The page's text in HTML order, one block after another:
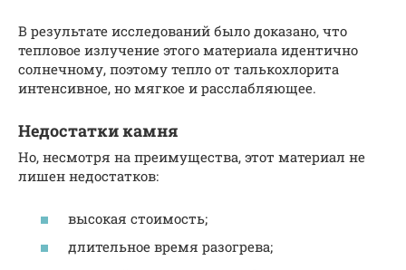
В результате исследований было доказано, что
тепловое излучение этого материала идентично
солнечному, поэтому тепло от талькохлорита
интенсивное, но мягкое и расслабляющее.
Недостатки камня
Но, несмотря на преимущества, этот материал не
лишен недостатков:
высокая стоимость;
длительное время разогрева;